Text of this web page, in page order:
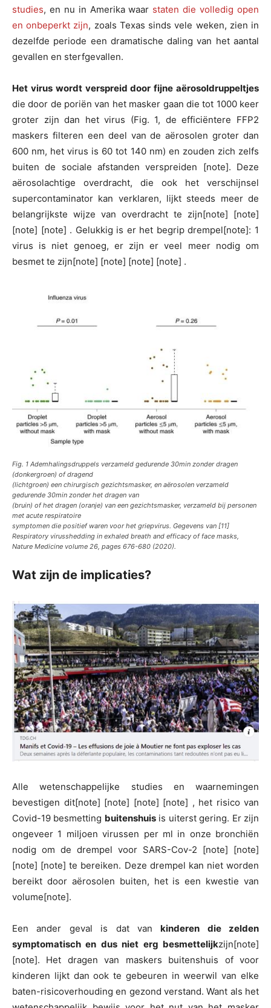
studies, en nu in Amerika waar staten die volledig open
en onbeperkt zijn, zoals Texas sinds vele weken, zien in
dezelfde periode een dramatische daling van het aantal
gevallen en sterfgevallen.
Het virus wordt verspreid door fijne aërosoldruppeltjes
die door de poriën van het masker gaan die tot 1000 keer
groter zijn dan het virus (Fig. 1, de efficiëntere FFP2
maskers filteren een deel van de aërosolen groter dan
600 nm, het virus is 60 tot 140 nm) en zouden zich zelfs
buiten de sociale afstanden verspreiden [note]. Deze
aërosolachtige overdracht, die ook het verschijnsel
supercontaminator kan verklaren, lijkt steeds meer de
belangrijkste wijze van overdracht te zijn[note] [note]
[note] [note] . Gelukkig is er het begrip drempel[note]: 1
virus is niet genoeg, er zijn er veel meer nodig om
besmet te zijn[note] [note] [note] [note] .
Fig. 1 Ademhalingsdruppels verzameld gedurende 30min zonder dragen
(donkergroen) of dragend
(lichtgroen) een chirurgisch gezichtsmasker, en aërosolen verzameld
gedurende 30min zonder het dragen van
(bruin) of het dragen (oranje) van een gezichtsmasker, verzameld bij personen
met acute respiratoire
symptomen die positief waren voor het griepvirus. Gegevens van [11]
Respiratory virusshedding in exhaled breath and efficacy of face masks,
Nature Medicine volume 26, pages 676-680 (2020).
Wat zijn de implicaties?
Alle wetenschappelijke studies en waarnemingen
bevestigen dit[note] [note] [note] [note] , het risico van
Covid-19 besmetting buitenshuisis uiterst gering. Er zijn
ongeveer 1 miljoen virussen per ml in onze bronchiën
nodig om de drempel voor SARS-Cov-2 [note] [note]
[note] [note] te bereiken. Deze drempel kan niet worden
bereikt door aërosolen buiten, het is een kwestie van
volume[note].
Een ander geval is dat vankinderen die zelden
symptomatisch en dus niet erg besmettelijkzijn[note]
[note]. Het dragen van maskers buitenshuis of voor
kinderen lijkt dan ook te gebeuren in weerwil van elke
baten-risicoverhouding en gezond verstand. Want als het